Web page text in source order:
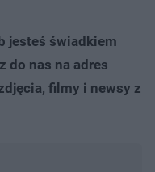
jesteś świadkiem
do nas na adres
filmy i newsy z